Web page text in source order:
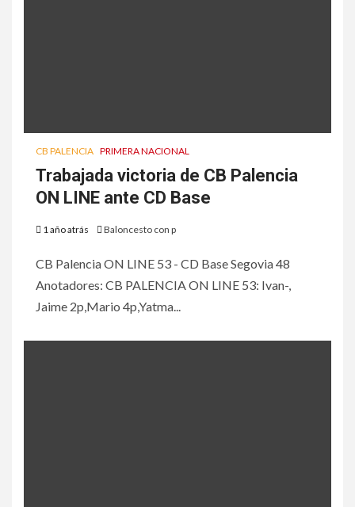
CB PALENCIA PRIMERA NACIONAL
Trabajada victoria de CB Palencia
ON LINE ante CD Base
1 año atrás Baloncesto con p
CB Palencia ON LINE 53 - CD Base Segovia 48
Anotadores: CB PALENCIA ON LINE 53: Ivan-,
Jaime 2p,Mario 4p,Yatma...